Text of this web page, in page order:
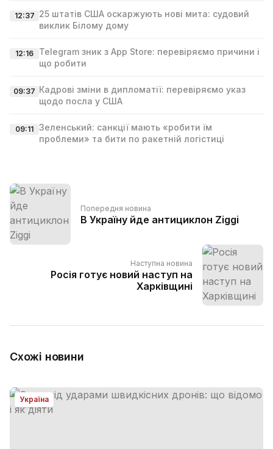
12:37 25 штатів США оскаржують нові мита: судовий
виклик Білому дому
12:16
Telegram зник з App Store: перевіряємо причини і
що робити
09:37 Кадрові зміни в дипломатії: перевіряємо указ
щодо посла у США
09:11 Зеленський: санкції мають «робити їм
проблеми» та бити по ракетній логістиці
Попередня новина
В Україну йде антициклон Ziggi
Наступна новина
Росія готує новий наступ на
Харківщині
Схожі новини
Україна